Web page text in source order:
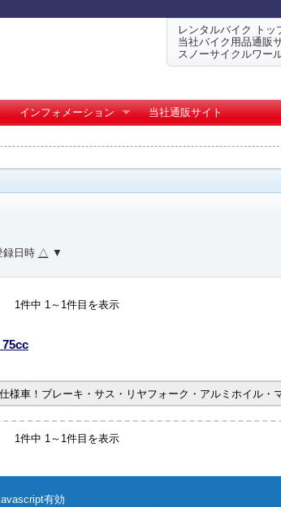
レンタルバイク トッ
当社バイク用品通販
スノーサイクルワー
インフォメーション
当社通販サイト
録日時 △ ▼
1件中 1～1件目を表示
様車！ブレーキ・サス・リヤフォーク・アルミホイル・
1件中 1～1件目を表示
有効